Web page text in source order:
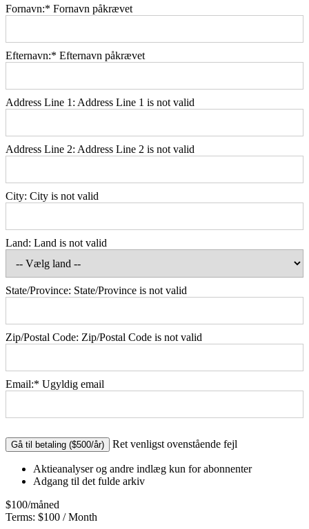
Fornavn:* Fornavn påkrævet
Efternavn:* Efternavn påkrævet
Address Line 1: Address Line 1 is not valid
Address Line 2: Address Line 2 is not valid
City: City is not valid
Land: Land is not valid
State/Province: State/Province is not valid
Zip/Postal Code: Zip/Postal Code is not valid
Email:* Ugyldig email
No val Ret venligst ovenstående fejl
Aktieanalyser og andre indlæg kun for abonnenter
Adgang til det fulde arkiv
$100/måned
Terms: $100 / Month